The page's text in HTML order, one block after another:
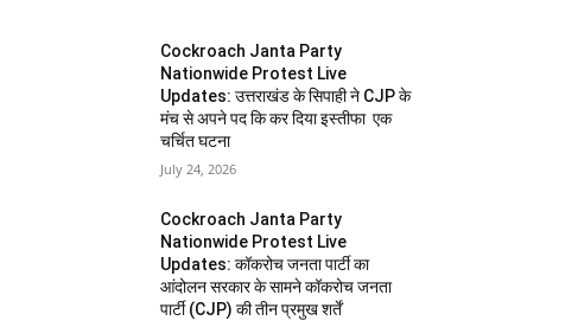
Cockroach Janta Party
Nationwide Protest Live
Updates: उत्तराखंड के सिपाही ने CJP के
मंच से अपने पद कि कर दिया इस्तीफा एक
चर्चित घटना
July 24, 2026
Cockroach Janta Party
Nationwide Protest Live
Updates: कॉकरोच जनता पार्टी का
आंदोलन सरकार के सामने कॉकरोच जनता
पार्टी (CJP) की तीन प्रमुख शर्तें